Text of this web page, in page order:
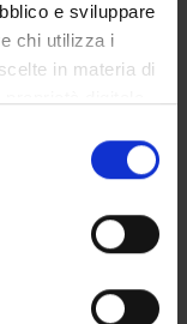
e sviluppare
chi utilizza i
in materia di
in qualsiasi
o facendo clic
posizione